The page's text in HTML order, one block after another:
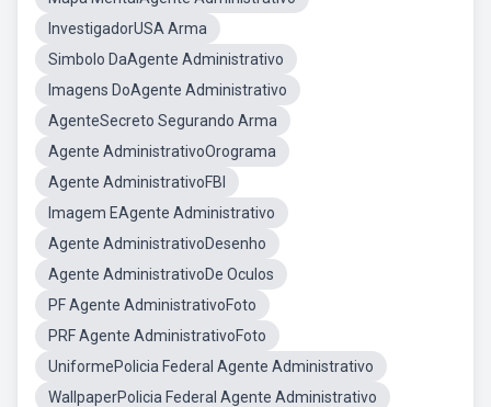
InvestigadorUSA Arma
Simbolo DaAgente Administrativo
Imagens DoAgente Administrativo
AgenteSecreto Segurando Arma
Agente AdministrativoOrograma
Agente AdministrativoFBI
Imagem EAgente Administrativo
Agente AdministrativoDesenho
Agente AdministrativoDe Oculos
PF Agente AdministrativoFoto
PRF Agente AdministrativoFoto
UniformePolicia Federal Agente Administrativo
WallpaperPolicia Federal Agente Administrativo